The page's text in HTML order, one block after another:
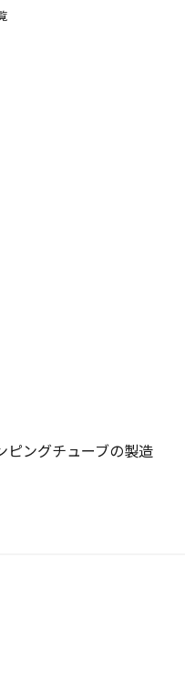
ピングチューブの製造